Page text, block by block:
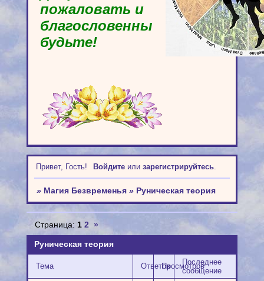
пожаловать и
благословенны
будьте!
Привет, Гость! Войдитеили зарегистрируйтесь.
» Магия Безвременья » Руническая теория
Руническая теория
Страница: 1 2 »
Тема ОтветовПросмотров
Последнее
сообщение